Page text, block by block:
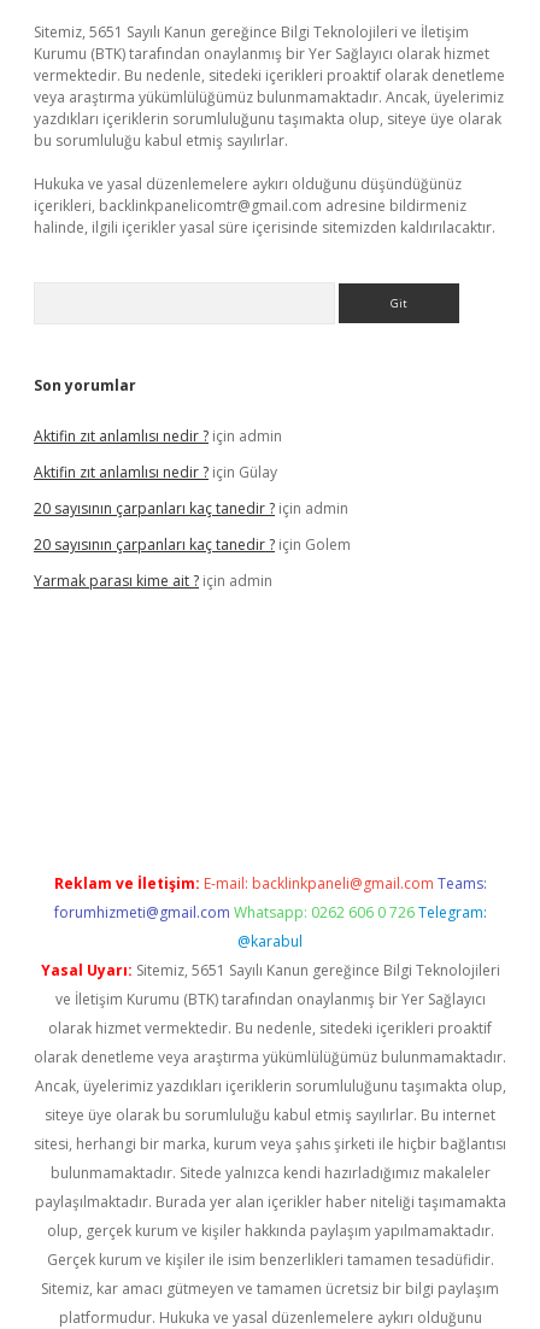
Sitemiz, 5651 Sayılı Kanun gereğince Bilgi Teknolojileri ve İletişim
Kurumu (BTK) tarafından onaylanmış bir Yer Sağlayıcı olarak hizmet
vermektedir. Bu nedenle, sitedeki içerikleri proaktif olarak denetleme
veya araştırma yükümlülüğümüz bulunmamaktadır. Ancak, üyelerimiz
yazdıkları içeriklerin sorumluluğunu taşımakta olup, siteye üye olarak
bu sorumluluğu kabul etmiş sayılırlar.
Hukuka ve yasal düzenlemelere aykırı olduğunu düşündüğünüz
içerikleri, backlinkpanelicomtr@gmail.com adresine bildirmeniz
halinde, ilgili içerikler yasal süre içerisinde sitemizden kaldırılacaktır.
Son yorumlar
Aktifin zıt anlamlısı nedir ? için admin
Aktifin zıt anlamlısı nedir ? için Gülay
20 sayısının çarpanları kaç tanedir ? için admin
20 sayısının çarpanları kaç tanedir ? için Golem
Yarmak parası kime ait ? için admin
Reklam ve İletişim: E-mail: backlinkpaneli@gmail.com Teams:
forumhizmeti@gmail.com Whatsapp: 0262 606 0 726 Telegram:
@karabul
Yasal Uyarı: Sitemiz, 5651 Sayılı Kanun gereğince Bilgi Teknolojileri
ve İletişim Kurumu (BTK) tarafından onaylanmış bir Yer Sağlayıcı
olarak hizmet vermektedir. Bu nedenle, sitedeki içerikleri proaktif
olarak denetleme veya araştırma yükümlülüğümüz bulunmamaktadır.
Ancak, üyelerimiz yazdıkları içeriklerin sorumluluğunu taşımakta olup,
siteye üye olarak bu sorumluluğu kabul etmiş sayılırlar. Bu internet
sitesi, herhangi bir marka, kurum veya şahıs şirketi ile hiçbir bağlantısı
bulunmamaktadır. Sitede yalnızca kendi hazırladığımız makaleler
paylaşılmaktadır. Burada yer alan içerikler haber niteliği taşımamakta
olup, gerçek kurum ve kişiler hakkında paylaşım yapılmamaktadır.
Gerçek kurum ve kişiler ile isim benzerlikleri tamamen tesadüfidir.
Sitemiz, kar amacı gütmeyen ve tamamen ücretsiz bir bilgi paylaşım
platformudur. Hukuka ve yasal düzenlemelere aykırı olduğunu